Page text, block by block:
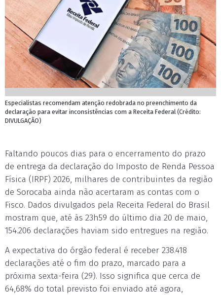
Especialistas recomendam atenção redobrada no preenchimento da
declaração para evitar inconsistências com a Receita Federal (Crédito:
DIVULGAÇÃO)
Faltando poucos dias para o encerramento do prazo
de entrega da declaração do Imposto de Renda Pessoa
Física (IRPF) 2026, milhares de contribuintes da região
de Sorocaba ainda não acertaram as contas com o
Fisco. Dados divulgados pela Receita Federal do Brasil
mostram que, até às 23h59 do último dia 20 de maio,
154.206 declarações haviam sido entregues na região.
A expectativa do órgão federal é receber 238.418
declarações até o fim do prazo, marcado para a
próxima sexta-feira (29). Isso significa que cerca de
64,68% do total previsto foi enviado até agora,